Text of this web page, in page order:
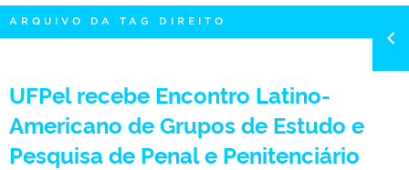
PORTARIAS
TELEFONES
ARQUIVO DA TAG DIREITO
UFPel recebe Encontro Latino-
Americano de Grupos de Estudo e
Pesquisa de Penal e Penitenciário